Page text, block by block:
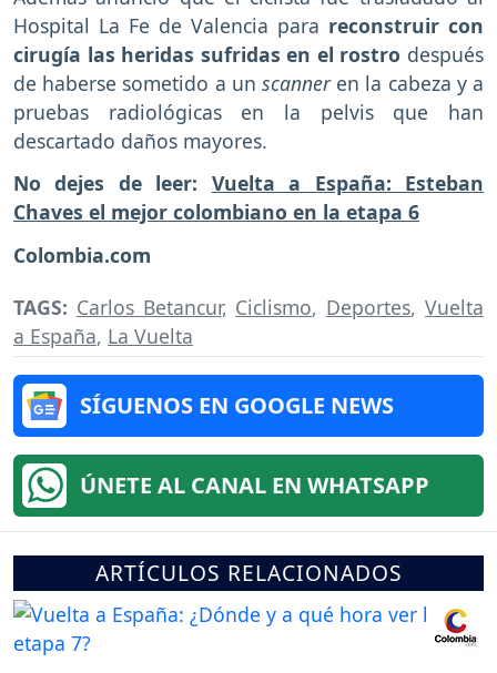
Hospital La Fe de Valencia para reconstruir con
cirugía las heridas sufridas en el rostro después
de haberse sometido a unscanneren la cabeza y a
pruebas radiológicas en la pelvis que han
descartado daños mayores.
No dejes de leer: Vuelta a España: Esteban
Chaves el mejor colombiano en la etapa 6
Colombia.com
TAGS: Carlos Betancur, Ciclismo, Deportes,Vuelta
a España, La Vuelta
SÍGUENOS EN GOOGLE NEWS
ÚNETE AL CANAL EN WHATSAPP
ARTÍCULOS RELACIONADOS